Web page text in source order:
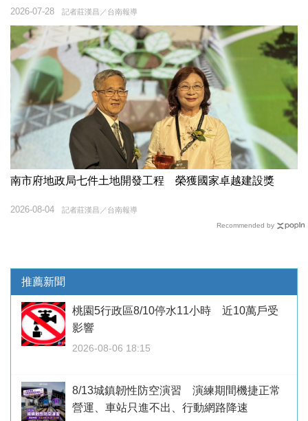
記者莊漢昌／台南報導
2026-07-28
南市府地政局七件土地開發工程 榮獲國家卓越建設獎
記者莊漢昌／台南報導
2026-08-04
Recommended by
推薦新聞
桃園5行政區8/10停水11小時 近10萬戶受
影響
2026-08-06 18:15
8/13城鎮韌性防空演習 演練期間機捷正常
營運、車站只進不出、行動網路降速